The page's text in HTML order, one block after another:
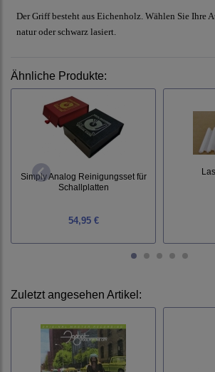
Der Griff besteht aus Eichenholz. Wählen Sie Ihre
natur oder schwarz lasiert.
Ähnliche Produkte:
Simply Analog Reinigungsset für
Schallplatten
54,95 €
Zuletzt angesehen Artikel: